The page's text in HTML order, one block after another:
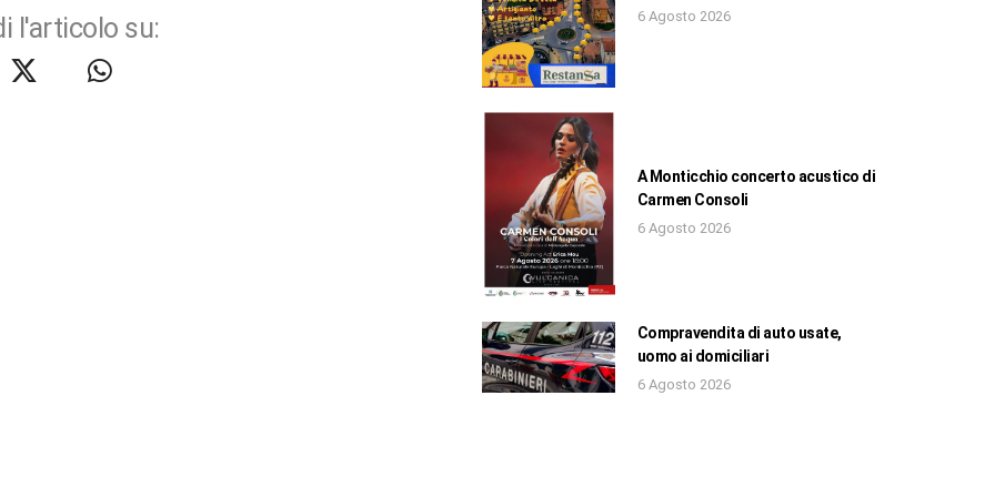
l'articolo su: 6 Agosto 2026
A Monticchio concerto acustico di
Carmen Consoli
6 Agosto 2026
Compravendita di auto usate,
uomo ai domiciliari
6 Agosto 2026